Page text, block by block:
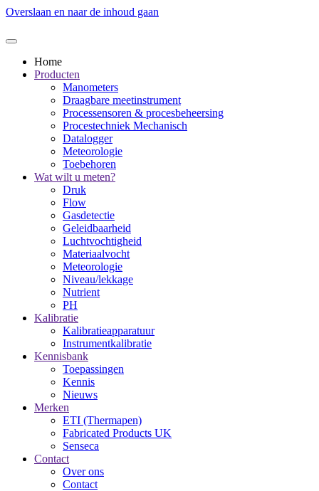
Overslaan en naar de inhoud gaan
Home
Producten
Manometers
Draagbare meetinstrument
Processensoren & procesbeheersing
Procestechniek Mechanisch
Datalogger
Meteorologie
Toebehoren
Wat wilt u meten?
Druk
Flow
Gasdetectie
Geleidbaarheid
Luchtvochtigheid
Materiaalvocht
Meteorologie
Niveau/lekkage
Nutrient
PH
Kalibratie
Kalibratieapparatuur
Instrumentkalibratie
Kennisbank
Toepassingen
Kennis
Nieuws
Merken
ETI (Thermapen)
Fabricated Products UK
Senseca
Contact
Over ons
Contact